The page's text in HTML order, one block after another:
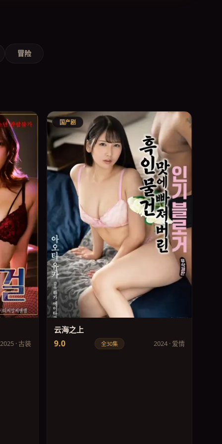
冒险
2025 · 古装
国产剧
云海之上
9.0 全30集 2024 · 爱情